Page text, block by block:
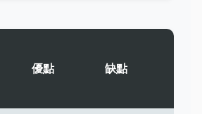
優點 缺點